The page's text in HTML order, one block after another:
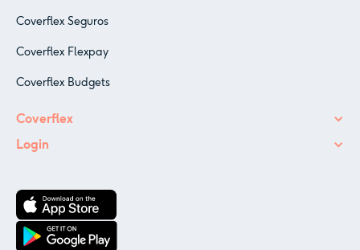
Coverflex Seguros
Coverflex Flexpay
Coverflex Budgets
Coverflex
Login